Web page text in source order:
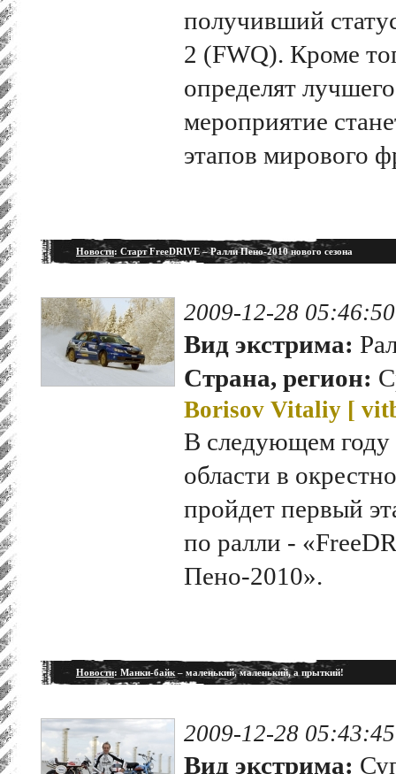
получивший
2 (FWQ). Кроме
определят
мероприятие
этапов мирового
Новости: Старт FreeDRIVE – Ралли Пено-2010 нового сезона
2009-12-28 05:46:50
Вид экстрима:
Страна, регион:
Borisov Vitaliy [
В следующем году
области в
пройдет первый
по ралли -
Пено-2010».
Новости: Манки-байк – маленький, маленький, а прыткий!
2009-12-28 05:43:45
Вид экстрима: